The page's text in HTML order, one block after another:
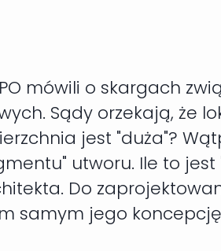
mówili o skargach
Sądy orzekają, że
jest "duża"?
utworu. Ile to jest
Do
samym jego